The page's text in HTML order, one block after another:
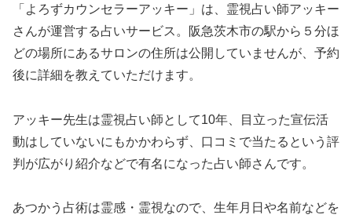
「よろずカウンセラーアッキー」は、霊視占い師アッキー
さんが運営する占いサービス。阪急茨木市の駅から５分ほ
どの場所にあるサロンの住所は公開していませんが、予約
後に詳細を教えていただけます。
アッキー先生は霊視占い師として10年、目立った宣伝活
動はしていないにもかかわらず、口コミで当たるという評
判が広がり紹介などで有名になった占い師さんです。
あつかう占術は霊感・霊視なので、生年月日や名前などを